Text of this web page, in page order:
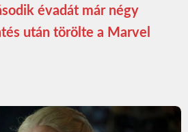
évadát már négy
után törölte a Marvel